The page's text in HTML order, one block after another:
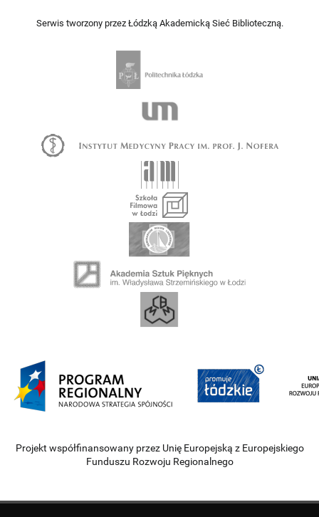
Serwis tworzony przez Łódzką Akademicką Sieć Biblioteczną.
Projekt współfinansowany przez Unię Europejską z Europejskiego
Funduszu Rozwoju Regionalnego